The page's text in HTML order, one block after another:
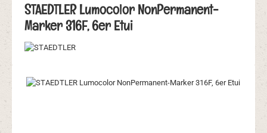
STAEDTLER Lumocolor NonPermanent-
Marker 316F, 6er Etui
Bildergalerie überspringen